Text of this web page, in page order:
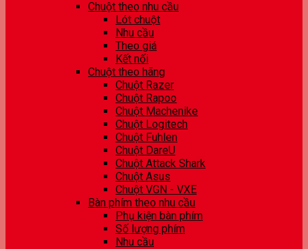
Chuột theo nhu cầu
Lót chuột
Nhu cầu
Theo giá
Kết nối
Chuột theo hãng
Chuột Razer
Chuột Rapoo
Chuột Machenike
Chuột Logitech
Chuột Fuhlen
Chuột DareU
Chuột Attack Shark
Chuột Asus
Chuột VGN - VXE
Bàn phím theo nhu cầu
Phụ kiện bàn phím
Số lượng phím
Nhu cầu